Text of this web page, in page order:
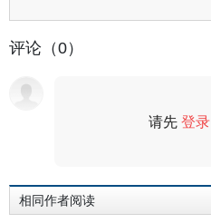
评论（0）
请先登录
相同作者阅读